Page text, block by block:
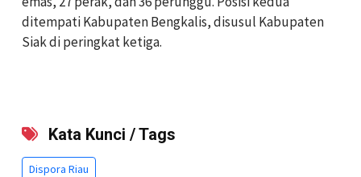
ditempati Kabupaten Bengkalis, disusul Kabupaten
Siak di peringkat ketiga.
Kata Kunci / Tags
Dispora Riau